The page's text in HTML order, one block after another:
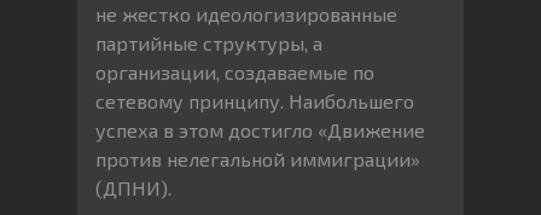
не жестко идеологизированные
партийные структуры, а
организации, создаваемые по
сетевому принципу. Наибольшего
успеха в этом достигло «Движение
против нелегальной иммиграции»
(ДПНИ).